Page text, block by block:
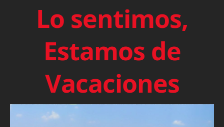
Lo sentimos,
Estamos de
Vacaciones